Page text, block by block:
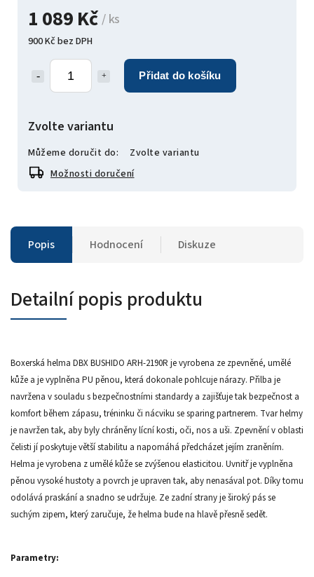
1 089 Kč/ ks
900 Kč bez DPH
Přidat do košíku
Zvolte variantu
Můžeme doručit do:
Zvolte variantu
Možnosti doručení
Popis Hodnocení Diskuze
Detailní popis produktu
Boxerská helma DBX BUSHIDO ARH-2190R je vyrobena ze zpevněné, umělé
kůže a je vyplněna PU pěnou, která dokonale pohlcuje nárazy. Přilba je
navržena v souladu s bezpečnostními standardy a zajišťuje tak bezpečnost a
komfort během zápasu, tréninku či nácviku se sparing partnerem. Tvar helmy
je navržen tak, aby byly chráněny lícní kosti, oči, nos a uši. Zpevnění v oblasti
čelisti jí poskytuje větší stabilitu a napomáhá předcházet jejím zraněním.
Helma je vyrobena z umělé kůže se zvýšenou elasticitou. Uvnitř je vyplněna
pěnou vysoké hustoty a povrch je upraven tak, aby nenasával pot. Díky tomu
odolává praskání a snadno se udržuje. Ze zadní strany je široký pás se
suchým zipem, který zaručuje, že helma bude na hlavě přesně sedět.
Parametry: